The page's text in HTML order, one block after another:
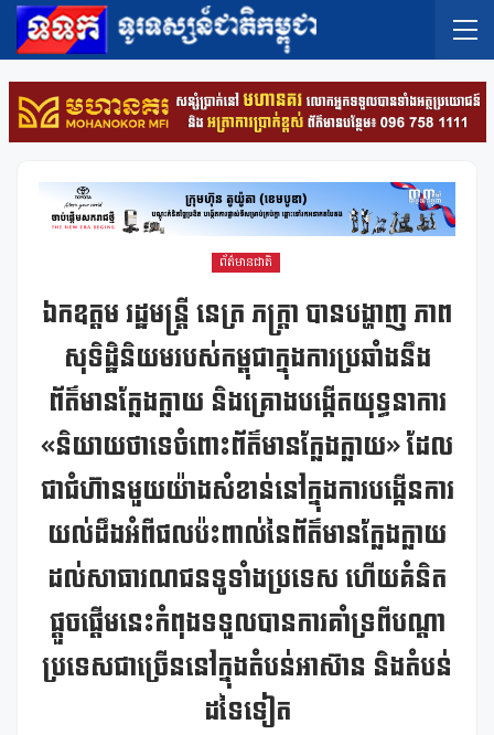
ព័ត៌មានជាតិ
ឯកឧត្តម រដ្ឋមន្ត្រី នេត្រ ភក្រ្តា បានបង្ហាញ ភាព
សុទិដ្ឋិនិយមរបស់កម្ពុជាក្នុងការប្រឆាំងនឹង
ព័ត៌មានក្លែងក្លាយ និងគ្រោងបង្កើតយុទ្ធនាការ
«និយាយថាទេចំពោះព័ត៌មានក្លែងក្លាយ» ដែល
ជាជំហ៊ានមួយយ៉ាងសំខាន់នៅក្នុងការបង្កើនការ
យល់ដឹងអំពីផលប៉ះពាល់នៃព័ត៌មានក្លែងក្លាយ
ដល់សាធារណជនទូទាំងប្រទេស ហើយគំនិត
ផ្តួចផ្តើមនេះកំពុងទទួលបានការគាំទ្រពីបណ្តា
ប្រទេសជាច្រើននៅក្នុងតំបន់អាស៊ាន និងតំបន់
ដទៃទៀត